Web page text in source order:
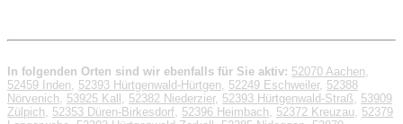
In folgenden Orten sind wir ebenfalls für Sie aktiv: 52070 Aachen
52459 Inden
52393 Hürtgenwald-Hürtgen 52249 Eschweiler, 52388
Nörvenich
53925 Kall 52382 Niederzier, 52393 Hürtgenwald-Straß
53909
Zülpich
52353 Düren-Birkesdorf 52396 Heimbach 52372 Kreuzau
52379